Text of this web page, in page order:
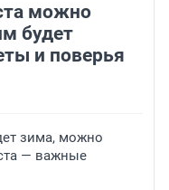
можно
будет
и поверья
зима, можно
— важные